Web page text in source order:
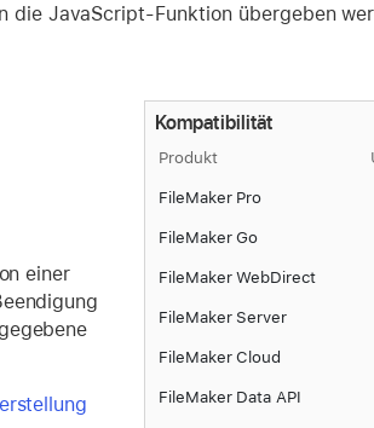
die JavaScript-Funktion übergeben
Kompatibilität
Produkt
FileMaker Pro
FileMaker Go
FileMaker WebDirect
FileMaker Server
FileMaker Cloud
FileMaker Data API
einer